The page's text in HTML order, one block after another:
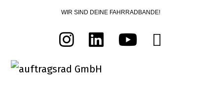
WIR SIND DEINE FAHRRADBANDE!